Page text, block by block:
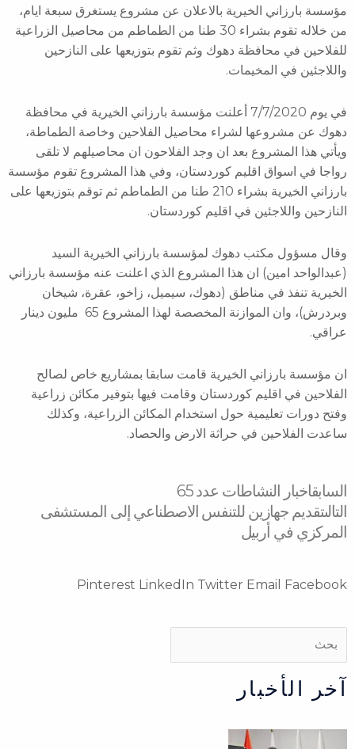
مؤسسة بارزاني الخيرية بالاعلان عن مشروع يستغرق سبعة ايام،
من خلاله تقوم بشراء 30 طنا من الطماطم من محاصيل الزراعية
للفلاحين في محافظة دهوك وثم تقوم بتوزيعها على النازحين
واللاجئين في المخيمات.
في يوم 7/7/2020 أعلنت مؤسسة بارزاني الخيرية في محافظة
دهوك عن مشروعها لشراء محاصيل الفلاحين وخاصة الطماطة،
ويأتي هذا المشروع بعد ان وجد الفلاحون ان محاصيلهم لا تلقى
رواجا في اسواق اقليم كوردستان، وفي هذا المشروع تقوم مؤسسة
بارزاني الخيرية بشراء 210 طنا من الطماطم ثم توقم بتوزيعها على
النازحين واللاجئين في اقليم كوردستان.
وقال مسؤول مكتب دهوك لمؤسسة بارزاني الخيرية السيد
(عبدالواحد امين) ان هذا المشروع الذي اعلنت عنه مؤسسة بارزاني
الخيرية تنفذ في مناطق (دهوك، سيميل، زاخو، عقرة، شيخان
وبردرش)، وان الموازنة المخصصة لهذا المشروع 65 مليون دينار
عراقي.
ان مؤسسة بارزاني الخيرية قامت سابقا بمشاريع خاص لصالح
الفلاحين في اقليم كوردستان وقامت فيها بتوفير مكائن زراعية
وفتح دورات تعليمية حول استخدام المكائن الزراعية، وكذلك
ساعدت الفلاحين في حراثة الارض والحصاد.
Prev
السابقاخبار النشاطات عدد 65
التالىتقديم جهازين للتنفس الاصطناعي إلى المستشفى
المركزي في أربيل
Next
Facebook
Email
Twitter
LinkedIn
Pinterest
آخر الأخبار